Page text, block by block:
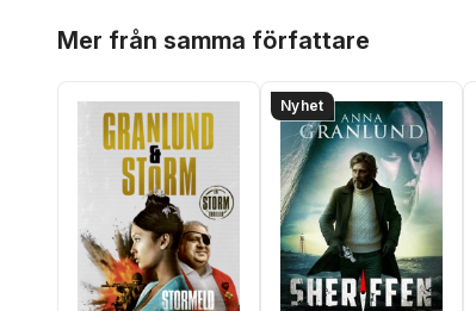
Mer från samma författare
Nyhet